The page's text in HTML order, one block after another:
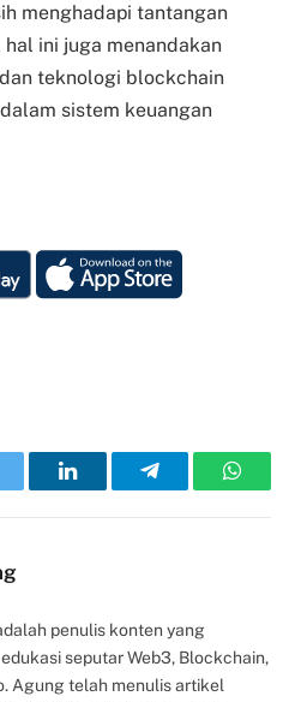
menghadapi tantangan
ini juga menandakan
teknologi blockchain
sistem keuangan
LinkedInTelegram
penulis konten yang
seputar Web3, Blockchain,
Agung telah menulis artikel